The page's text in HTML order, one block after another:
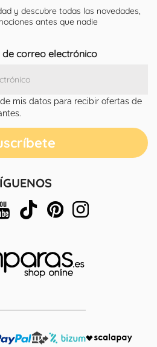
y descubre todas las novedades,
antes que nadie
de correo electrónico
mis datos para recibir ofertas de